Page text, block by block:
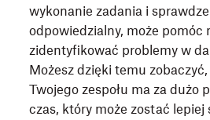
wykonanie zadania i
odpowiedzialny, może pomóc
zidentyfikować problemy w
Możesz dzięki temu
Twojego zespołu ma za dużo
czas, który może zostać lepiej